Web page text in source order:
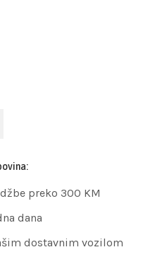
preko 300 KM
dana
dostavnim vozilom